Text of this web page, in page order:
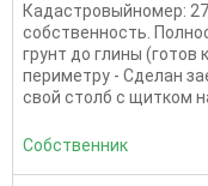
Кадастровыйномер:
собственность.
грунт до глины
периметру - Сделан
свой столб с щитком
Собственник